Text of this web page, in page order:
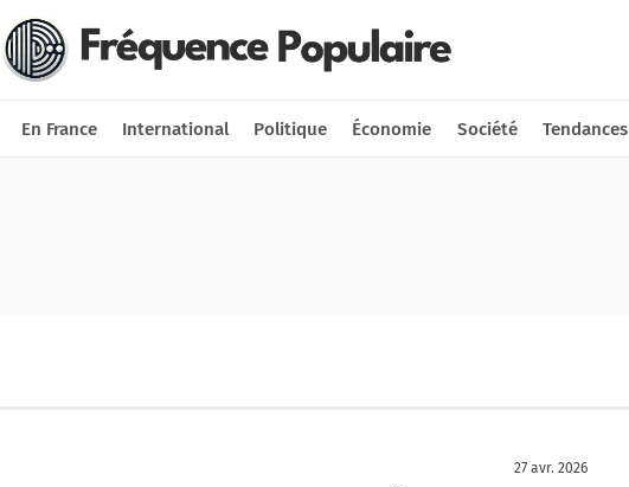
En France International Politique Économie Société Tendances
Nous soutenir
27 avr. 2026